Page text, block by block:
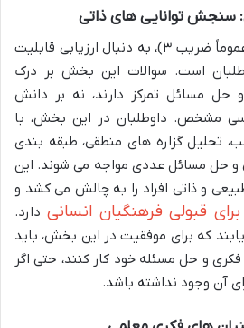
توانایی های ذاتی
این بخش، با ضریب بالا (عموماً ضریب ۳)، به دنبال ارزیابی قابلیت
است. سوالات این بخش بر درک
حل مسائل تمرکز دارند، نه بر دانش
مشخص. داوطلبان در این بخش، با
تحلیل گزاره های منطقی، طبقه بندی
و حل مسائل عددی مواجه می شوند. این
و ذاتی افراد را به چالش می کشد و
برای قبولی فرهنگیان انسانی دارد.
که برای موفقیت در این بخش، باید
و حل مسئله خود کار کنند، حتی اگر
آن وجود نداشته باشد.